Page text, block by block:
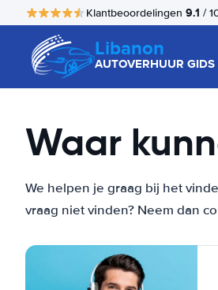
Klantbeoordelingen 9.1 /
Libanon
AUTOVERHUUR GIDS
Waar
We helpen je graag bij het
vraag niet vinden? Neem dan